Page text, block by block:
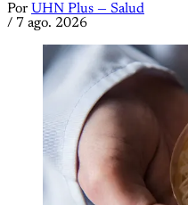
Por UHN Plus — Salud
/ 7 ago. 2026